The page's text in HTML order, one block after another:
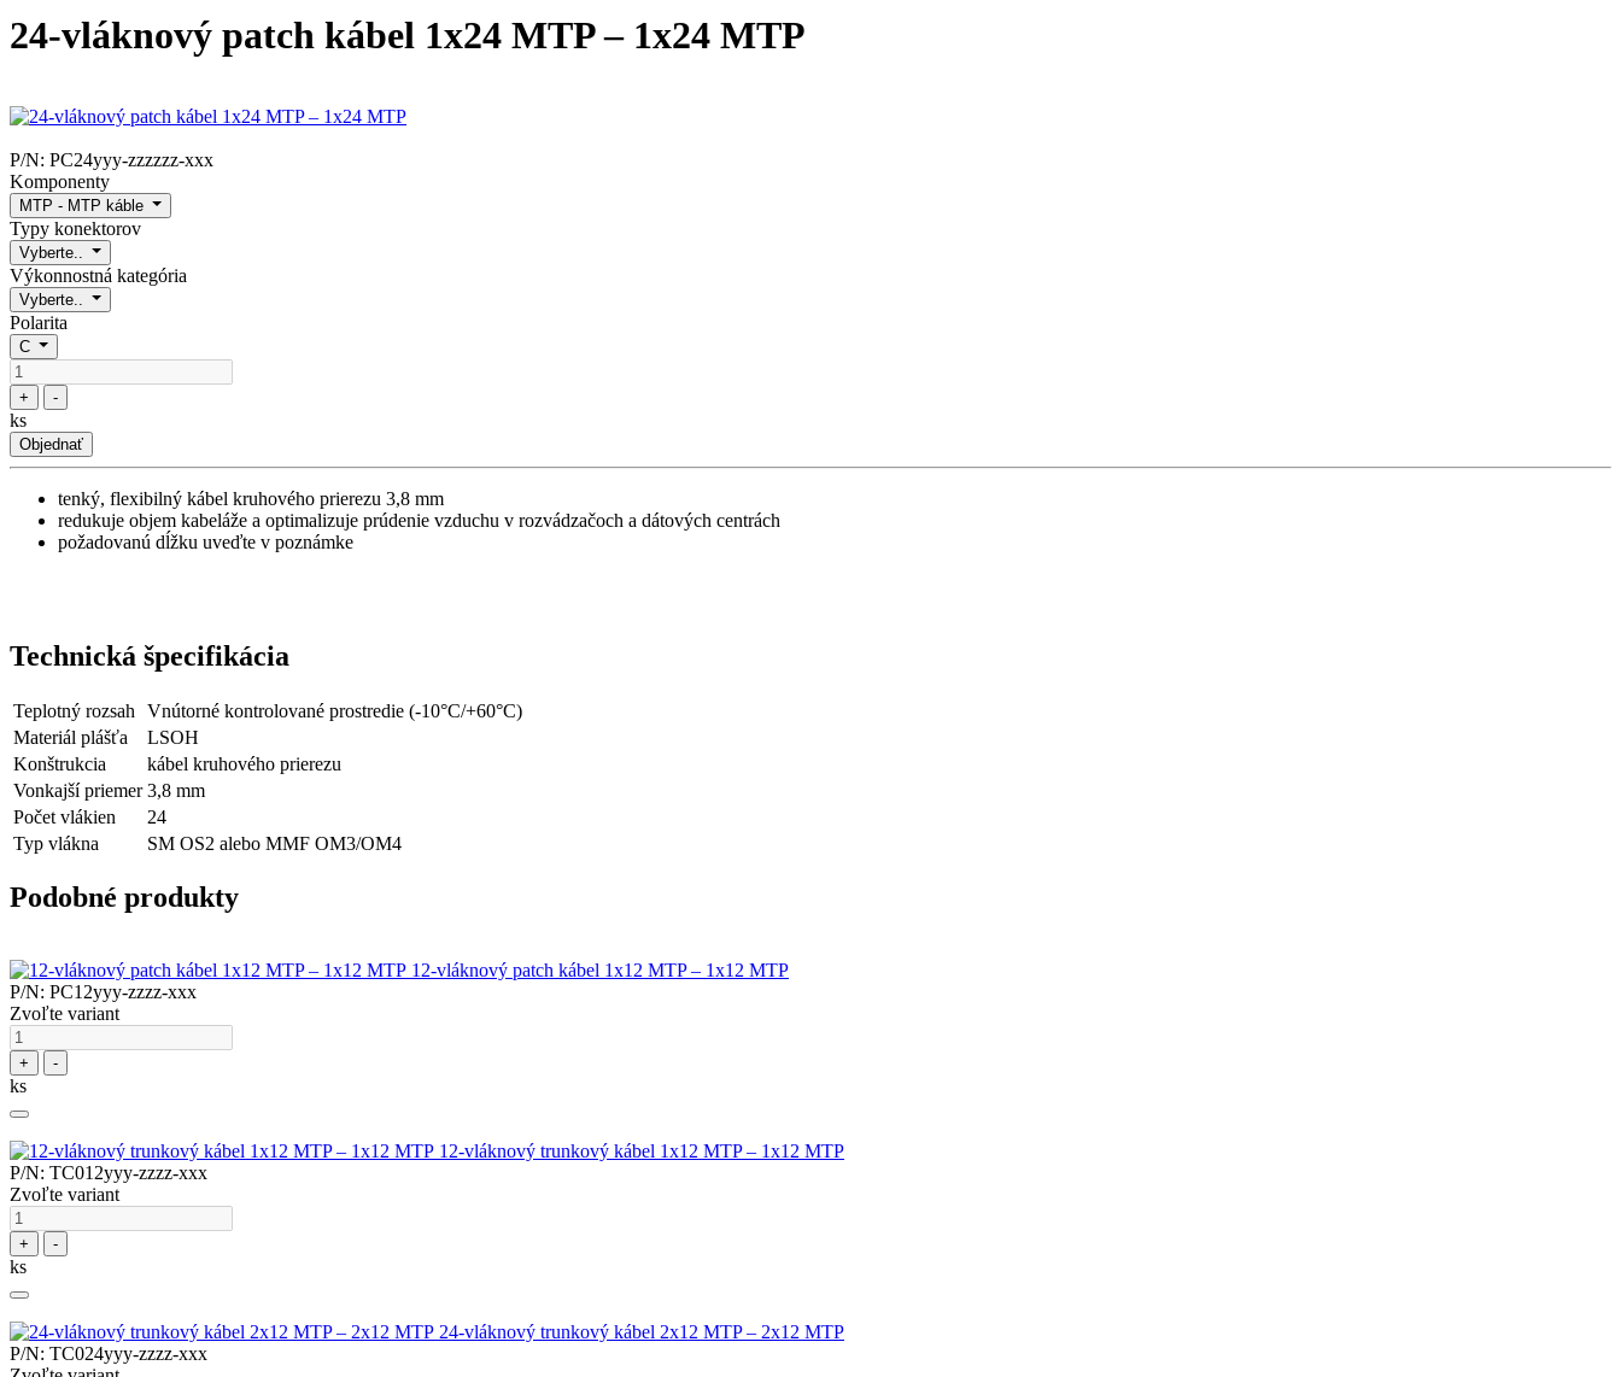
24-vláknový patch kábel 1x24 MTP – 1x24 MTP
P/N: PC24yyy-zzzzzz-xxx
Komponenty
MTP - MTP káble
Typy konektorov
Vyberte..
Výkonnostná kategória
Vyberte..
Polarita
C
+ -
ks
Objednať
tenký, flexibilný kábel kruhového prierezu 3,8 mm
redukuje objem kabeláže a optimalizuje prúdenie vzduchu v rozvádzačoch a dátových centrách
požadovanú dĺžku uveďte v poznámke
Technická špecifikácia
Teplotný rozsah
Vnútorné kontrolované prostredie (-10°C/+60°C)
Materiál plášťa
LSOH
Konštrukcia
kábel kruhového prierezu
Vonkajší priemer 3,8 mm
Počet vlákien
24
Typ vlákna
SM OS2 alebo MMF OM3/OM4
Podobné produkty
12-vláknový patch kábel 1x12 MTP – 1x12 MTP
P/N: PC12yyy-zzzz-xxx
Zvoľte variant
+ -
ks
12-vláknový trunkový kábel 1x12 MTP – 1x12 MTP
P/N: TC012yyy-zzzz-xxx
Zvoľte variant
+ -
ks
24-vláknový trunkový kábel 2x12 MTP – 2x12 MTP
P/N: TC024yyy-zzzz-xxx